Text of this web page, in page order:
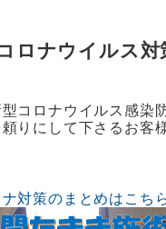
ロナウイルス対
コロナウイルス感染
りにして下さるお客
対策のまとめはこち